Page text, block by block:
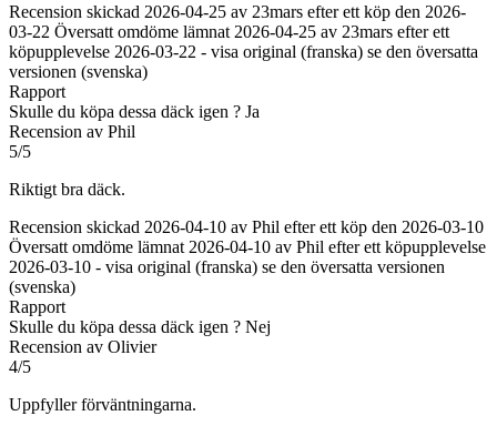
Recension skickad 2026-04-25 av 23mars efter ett köp den 2026-
03-22 Översatt omdöme lämnat 2026-04-25 av 23mars efter ett
köpupplevelse 2026-03-22 - visa original (franska) se den översatta
versionen (svenska)
Rapport
Skulle du köpa dessa däck igen ? Ja
Recension av Phil
5/5
Riktigt bra däck.
Recension skickad 2026-04-10 av Phil efter ett köp den 2026-03-10
Översatt omdöme lämnat 2026-04-10 av Phil efter ett köpupplevelse
2026-03-10 - visa original (franska) se den översatta versionen
(svenska)
Rapport
Skulle du köpa dessa däck igen ? Nej
Recension av Olivier
4/5
Uppfyller förväntningarna.